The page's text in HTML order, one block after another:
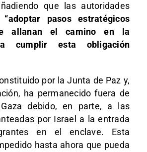
que las autoridades
“adoptar pasos estratégicos
allanan el camino en la
cumplir esta obligación
por la Junta de Paz y,
ha permanecido fuera de
debido, en parte, a las
por Israel a la entrada
en el enclave. Esta
hasta ahora que pueda